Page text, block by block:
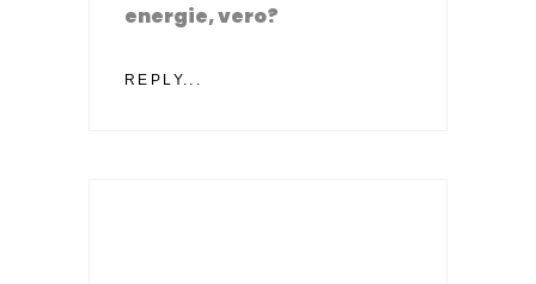
energie, vero?
REPLY...